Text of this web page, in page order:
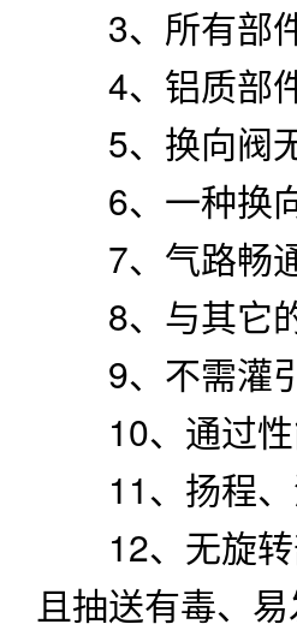
3、所有部件
4、铝质部件
5、换向阀
6、一种换向
7、气路畅通
8、与其它的
9、不需灌引
10、通过性
11、扬程、
12、无旋转
且抽送有毒、